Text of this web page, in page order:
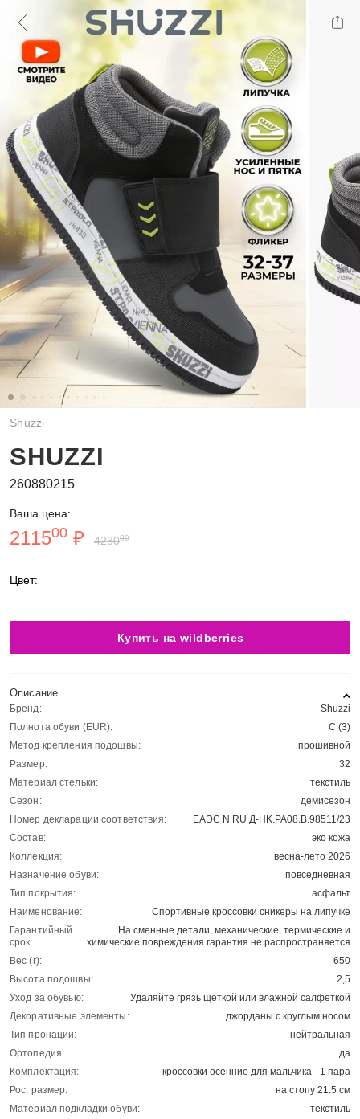
Shuzzi
SHUZZI
260880215
Ваша цена:
211500 ₽ 423000
Цвет:
Купить на wildberries
Описание
Бренд:
Shuzzi
Полнота обуви (EUR):
C (3)
Метод крепления подошвы:
прошивной
Размер:
32
Материал стельки:
текстиль
Сезон:
демисезон
Номер декларации соответствия:
ЕАЭС N RU Д-HK.РА08.В.98511/23
Состав:
эко кожа
Коллекция:
весна-лето 2026
Назначение обуви:
повседневная
Тип покрытия:
асфальт
Наименование:
Спортивные кроссовки сникеры на липучке
Гарантийный
срок:
На сменные детали, механические, термические и
химические повреждения гарантия не распространяется
Вес (г):
650
Высота подошвы:
2,5
Уход за обувью:
Удаляйте грязь щёткой или влажной салфеткой
Декоративные элементы:
джорданы с круглым носом
Тип пронации:
нейтральная
Ортопедия:
да
Комплектация:
кроссовки осенние для мальчика - 1 пара
Рос. размер:
на стопу 21.5 см
Материал подкладки обуви:
текстиль